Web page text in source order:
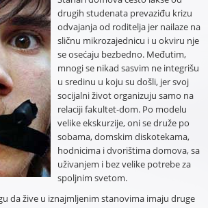
drugih studenata prevaziđu krizu
odvajanja od roditelja jer nailaze na
sličnu mikrozajednicu i u okviru nje
se osećaju bezbedno. Međutim,
mnogi se nikad sasvim ne integrišu
u sredinu u koju su došli, jer svoj
socijalni život organizuju samo na
relaciji fakultet-dom. Po modelu
velike ekskurzije, oni se druže po
sobama, domskim diskotekama,
hodnicima i dvorištima domova, sa
uživanjem i bez velike potrebe za
spoljnim svetom.
da žive u iznajmljenim stanovima imaju druge